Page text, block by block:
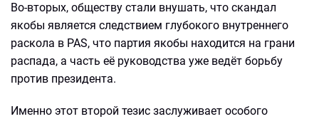
Во-вторых, обществу стали внушать, что скандал
якобы является следствием глубокого внутреннего
раскола в PAS, что партия якобы находится на грани
распада, а часть её руководства уже ведёт борьбу
против президента.
Именно этот второй тезис заслуживает особого